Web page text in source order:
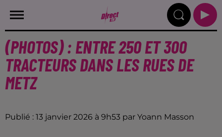
(PHOTOS) : ENTRE 250 ET 300
TRACTEURS DANS LES RUES DE
METZ
Publié : 13 janvier 2026 à 9h53 par Yoann Masson